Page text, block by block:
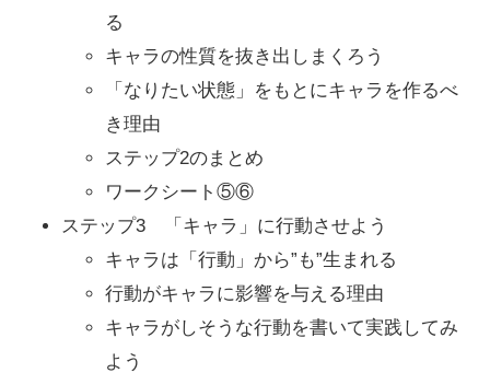
る
キャラの性質を抜き出しまくろう
「なりたい状態」をもとにキャラを作るべ
き理由
ステップ2のまとめ
ワークシート⑤⑥
ステップ3 「キャラ」に行動させよう
キャラは「行動」から”も”生まれる
行動がキャラに影響を与える理由
キャラがしそうな行動を書いて実践してみ
よう